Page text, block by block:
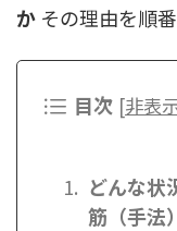
か その理由を順
目次 [非表
どんな状
筋（手法